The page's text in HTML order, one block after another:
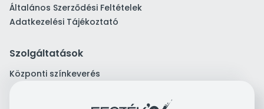
Általános Szerződési Feltételek
Adatkezelési Tájékoztató
Szolgáltatások
Központi színkeverés